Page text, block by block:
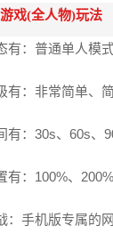
戏(全人物)玩法
有：普通单人模
有：非常简单、
有：30s、60s、
有：100%、
：手机版专属的